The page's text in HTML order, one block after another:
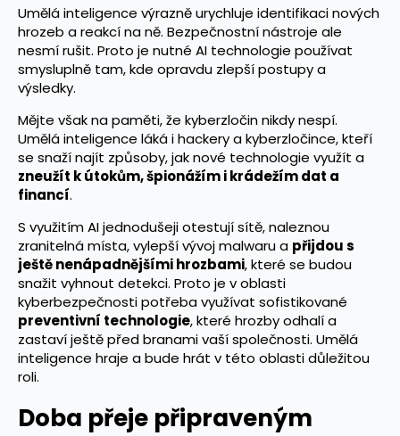
Umělá inteligence výrazně urychluje identifikaci nových
hrozeb a reakcí na ně. Bezpečnostní nástroje ale
nesmí rušit. Proto je nutné AI technologie používat
smysluplně tam, kde opravdu zlepší postupy a
výsledky.
Mějte však na paměti, že kyberzločin nikdy nespí.
Umělá inteligence láká i hackery a kyberzločince, kteří
se snaží najít způsoby, jak nové technologie využít a
zneužít k útokům, špionážím i krádežím dat a
financí.
S využitím AI jednodušeji otestují sítě, naleznou
zranitelná místa, vylepší vývoj malwaru a přijdou s
ještě nenápadnějšími hrozbami, které se budou
snažit vyhnout detekci. Proto je v oblasti
kyberbezpečnosti potřeba využívat sofistikované
preventivní technologie, které hrozby odhalí a
zastaví ještě před branami vaší společnosti. Umělá
inteligence hraje a bude hrát v této oblasti důležitou
roli.
Doba přeje připraveným